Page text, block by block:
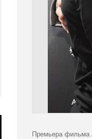
Премьера фильма